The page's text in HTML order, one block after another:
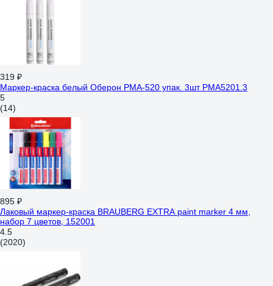
319 ₽
Маркер-краска белый Оберон PMA-520 упак. 3шт PMA5201.3
5
(14)
895 ₽
Лаковый маркер-краска BRAUBERG EXTRA paint marker 4 мм,
набор 7 цветов, 152001
4.5
(2020)